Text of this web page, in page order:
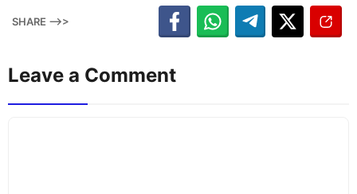
SHARE -->>
Leave a Comment